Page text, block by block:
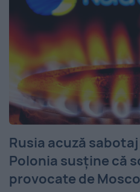
Rusia acuză
Polonia susține că
provocate de